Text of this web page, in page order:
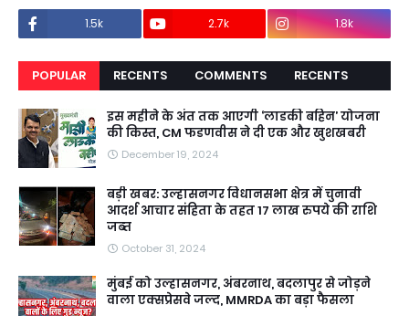
1.5k 2.7k 1.8k
POPULAR RECENTS COMMENTS RECENTS
इस महीने के अंत तक आएगी ‘लाडकी बहिन’ योजना
की किस्त, CM फडणवीस ने दी एक और खुशखबरी
December 19, 2024
बड़ी खबर: उल्हासनगर विधानसभा क्षेत्र में चुनावी
आदर्श आचार संहिता के तहत 17 लाख रुपये की राशि
जब्त
October 31, 2024
मुंबई को उल्हासनगर, अंबरनाथ, बदलापुर से जोड़ने
वाला एक्सप्रेसवे जल्द, MMRDA का बड़ा फैसला